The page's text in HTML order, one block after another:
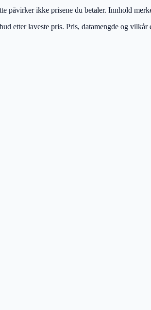
ikke prisene du betaler. Innhold
etter laveste pris. Pris, datamengde og vilkår